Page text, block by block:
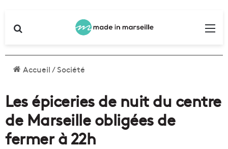
Accueil/Société
Les épiceries de nuit du centre
de Marseille obligées de
fermer à 22h